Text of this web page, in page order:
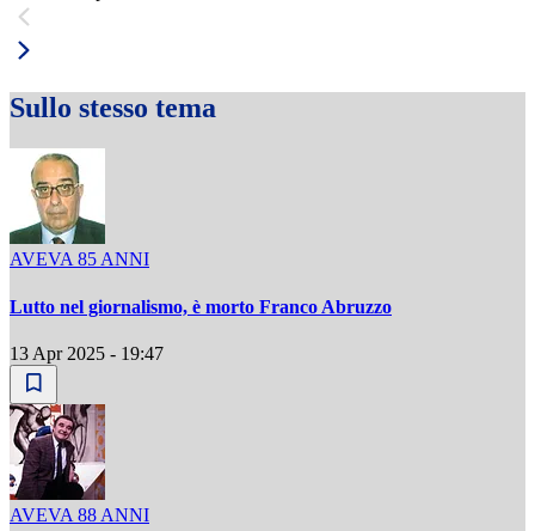
Sullo stesso tema
AVEVA 85 ANNI
Lutto nel giornalismo, è morto Franco Abruzzo
13 Apr 2025 - 19:47
AVEVA 88 ANNI